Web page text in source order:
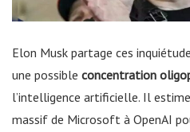
Elon Musk partage ces
une possible concentration
l’intelligence artificielle. Il
massif de Microsoft à OpenAI